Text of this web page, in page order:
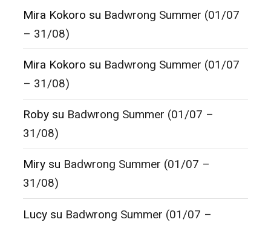
Mira Kokoro su Badwrong Summer (01/07
– 31/08)
Mira Kokoro su Badwrong Summer (01/07
– 31/08)
Roby su Badwrong Summer (01/07 –
31/08)
Miry su Badwrong Summer (01/07 –
31/08)
Lucy su Badwrong Summer (01/07 –